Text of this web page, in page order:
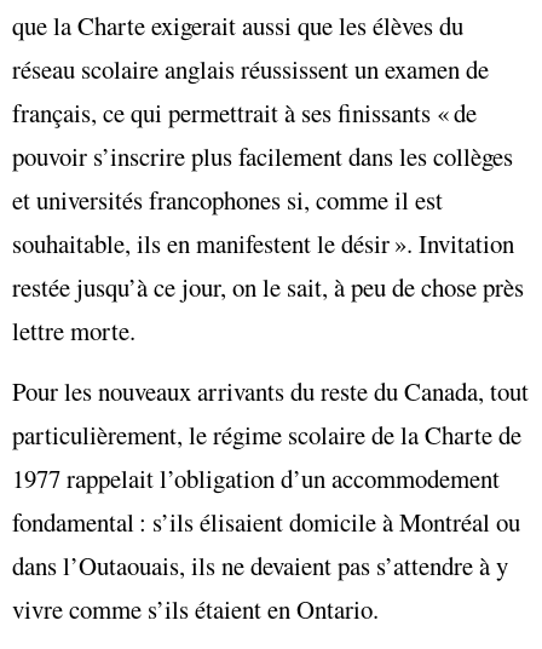
que la Charte exigerait aussi que les élèves du
réseau scolaire anglais réussissent un examen de
français, ce qui permettrait à ses finissants « de
pouvoir s’inscrire plus facilement dans les collèges
et universités francophones si, comme il est
souhaitable, ils en manifestent le désir ». Invitation
restée jusqu’à ce jour, on le sait, à peu de chose près
lettre morte.
Pour les nouveaux arrivants du reste du Canada, tout
particulièrement, le régime scolaire de la Charte de
1977 rappelait l’obligation d’un accommodement
fondamental : s’ils élisaient domicile à Montréal ou
dans l’Outaouais, ils ne devaient pas s’attendre à y
vivre comme s’ils étaient en Ontario.